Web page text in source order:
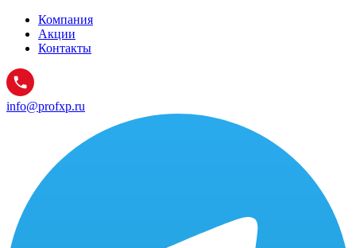
Компания
Акции
Контакты
info@profxp.ru